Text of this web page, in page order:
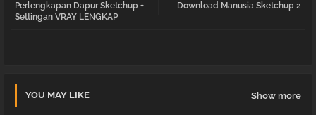
tter atsa
Download Manusia Sketchup 2
Perlengkapan Dapur Sketchup +
Settingan VRAY LENGKAP
YOU MAY LIKE Show more